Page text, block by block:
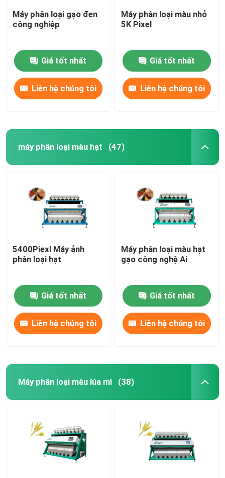
Máy phân loại gạo đen
công nghiệp
Giá tốt nhất
Liên hệ chúng tôi
Máy phân loại màu nhỏ
5K Pixel
Giá tốt nhất
Liên hệ chúng tôi
máy phân loại màu hạt (47)
5400Piexl Máy ảnh
phân loại hạt
Giá tốt nhất
Liên hệ chúng tôi
Máy phân loại màu hạt
gạo công nghệ Ai
Giá tốt nhất
Liên hệ chúng tôi
Máy phân loại màu lúa mì (38)